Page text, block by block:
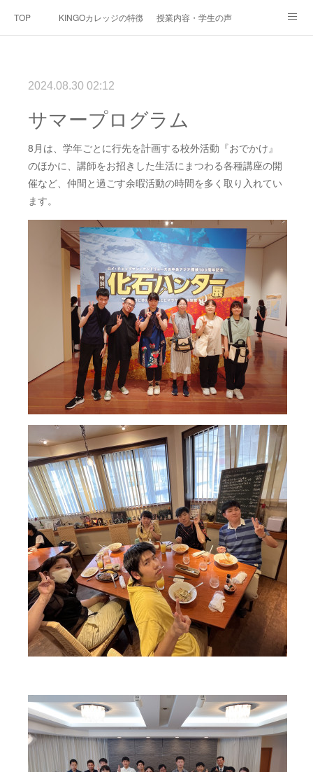
TOP KINGOカレッジの特徴 授業内容・学生の声
2024.08.30 02:12
サマープログラム
8月は、学年ごとに行先を計画する校外活動『おでかけ』
のほかに、講師をお招きした生活にまつわる各種講座の開
催など、仲間と過ごす余暇活動の時間を多く取り入れてい
ます。